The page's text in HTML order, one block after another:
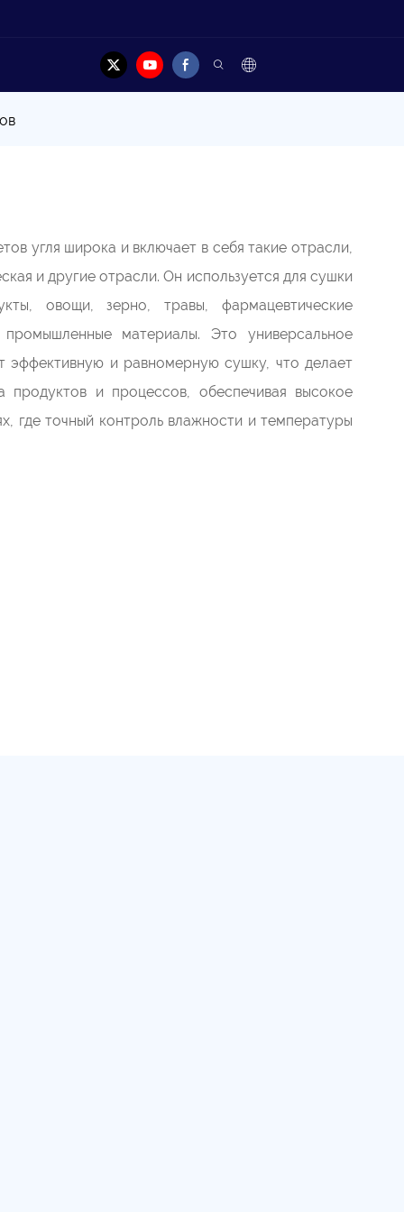
угля широка и включает в себя такие отрасли,
и другие отрасли. Он используется для сушки
овощи, зерно, травы, фармацевтические
материалы. Это универсальное
эффективную и равномерную сушку, что делает
и процессов, обеспечивая высокое
где точный контроль влажности и температуры